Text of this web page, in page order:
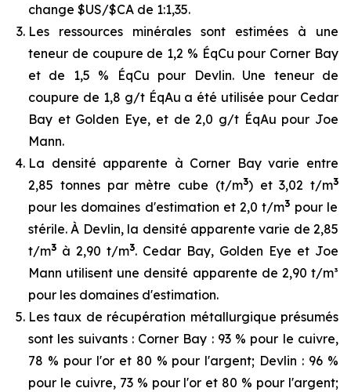
change $US/$CA de 1:1,35.
Les ressources minérales sont estimées à une
teneur de coupure de 1,2 % ÉqCu pour Corner Bay
et de 1,5 % ÉqCu pour Devlin. Une teneur de
coupure de 1,8 g/t ÉqAu a été utilisée pour Cedar
Bay et Golden Eye, et de 2,0 g/t ÉqAu pour Joe
Mann.
La densité apparente à Corner Bay varie entre
2,85 tonnes par mètre cube (t/m3) et 3,02 t/m3
pour les domaines d'estimation et 2,0 t/m3 pour le
stérile. À Devlin, la densité apparente varie de 2,85
t/m3 à 2,90 t/m3. Cedar Bay, Golden Eye et Joe
Mann utilisent une densité apparente de 2,90 t/m³
pour les domaines d'estimation.
Les taux de récupération métallurgique présumés
sont les suivants : Corner Bay : 93 % pour le cuivre,
78 % pour l'or et 80 % pour l'argent; Devlin : 96 %
pour le cuivre, 73 % pour l'or et 80 % pour l'argent;